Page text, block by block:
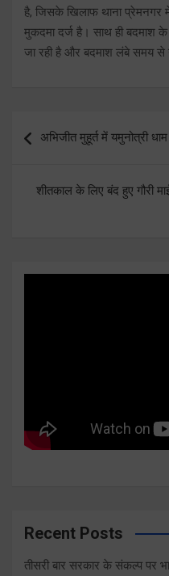
है, जिसके खिलाफ थाना प्रेमनगर
मुकदमा दर्ज है। साथ ही बदमाश
जा रही है और बदमाश लंबे समय से
navigation
अभिजीत मुहूर्त में यमुनोत्री
शीतकाल के लिए बंद हुए गौरी
Recent Posts
तीसरी बार सरकार के संकल्प पर